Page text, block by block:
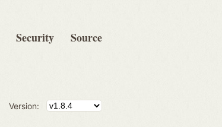
Security Source
Version: